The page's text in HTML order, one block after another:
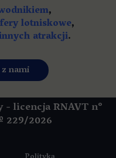
nami
,
lotniskowe,
atrakcji.
licencja RNAVT n°
229/2026